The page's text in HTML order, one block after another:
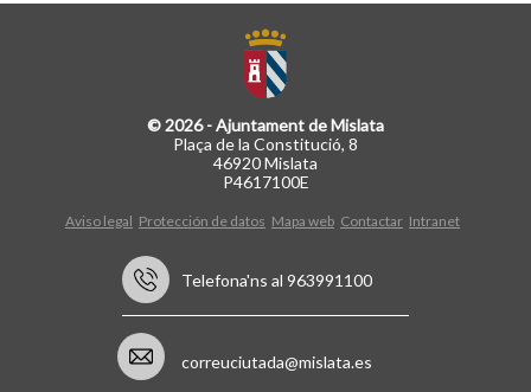
© 2026 - Ajuntament de Mislata
Plaça de la Constitució, 8
46920 Mislata
P4617100E
Aviso legal Protección de datos Mapa web Contactar Intranet
Telefona'ns al 963991100
correuciutada@mislata.es